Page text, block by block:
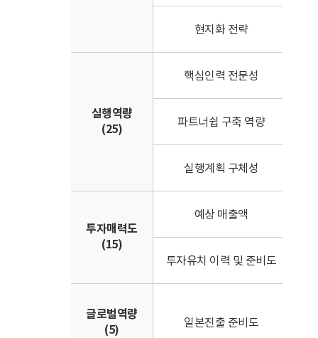
현지화 전략
실행역량
(25)
핵심인력 전문성
파트너쉽 구축 역량
실행계획 구체성
투자매력도
(15)
예상 매출액
투자유치 이력 및 준비도
글로벌역량
(5)
일본진출 준비도